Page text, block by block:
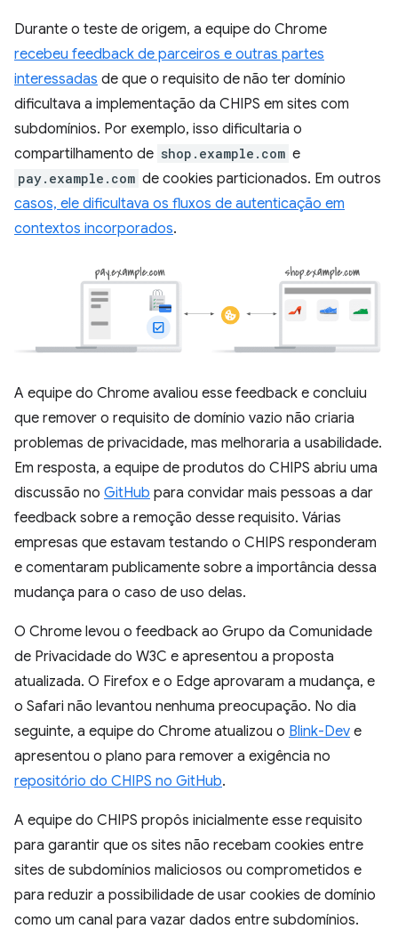
Durante o teste de origem, a equipe do Chrome
recebeu feedback de parceiros e outras partes
interessadas de que o requisito de não ter domínio
dificultava a implementação da CHIPS em sites com
subdomínios. Por exemplo, isso dificultaria o
compartilhamento de shop.example.com e
pay.example.com de cookies particionados. Em outros
casos, ele dificultava os fluxos de autenticação em
contextos incorporados.
A equipe do Chrome avaliou esse feedback e concluiu
que remover o requisito de domínio vazio não criaria
problemas de privacidade, mas melhoraria a usabilidade.
Em resposta, a equipe de produtos do CHIPS abriu uma
discussão no GitHub para convidar mais pessoas a dar
feedback sobre a remoção desse requisito. Várias
empresas que estavam testando o CHIPS responderam
e comentaram publicamente sobre a importância dessa
mudança para o caso de uso delas.
O Chrome levou o feedback ao Grupo da Comunidade
de Privacidade do W3C e apresentou a proposta
atualizada. O Firefox e o Edge aprovaram a mudança, e
o Safari não levantou nenhuma preocupação. No dia
seguinte, a equipe do Chrome atualizou o Blink-Dev e
apresentou o plano para remover a exigência no
repositório do CHIPS no GitHub.
A equipe do CHIPS propôs inicialmente esse requisito
para garantir que os sites não recebam cookies entre
sites de subdomínios maliciosos ou comprometidos e
para reduzir a possibilidade de usar cookies de domínio
como um canal para vazar dados entre subdomínios.